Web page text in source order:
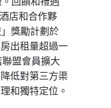
店和合作夥
獎勵計劃於
出租量超過一
盟會員擴大
低對第三方渠
和獨特定位。